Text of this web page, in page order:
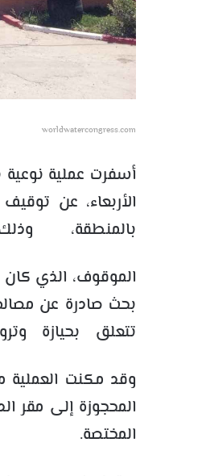
worldwatercongress.com
أسفرت عملية نوعية
الأربعاء، عن
بالمنطقة،
الموقوف، الذي
بحث صادرة عن
تتعلق بحيازة
المحجوزة إلى مقر
المختصة.